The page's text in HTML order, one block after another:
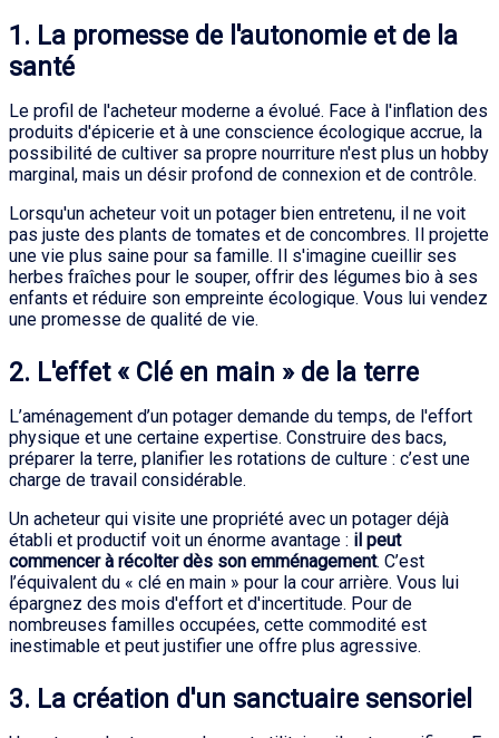
1. La promesse de l'autonomie et de la
santé
Le profil de l'acheteur moderne a évolué. Face à l'inflation des
produits d'épicerie et à une conscience écologique accrue, la
possibilité de cultiver sa propre nourriture n'est plus un hobby
marginal, mais un désir profond de connexion et de contrôle.
Lorsqu'un acheteur voit un potager bien entretenu, il ne voit
pas juste des plants de tomates et de concombres. Il projette
une vie plus saine pour sa famille. Il s'imagine cueillir ses
herbes fraîches pour le souper, offrir des légumes bio à ses
enfants et réduire son empreinte écologique. Vous lui vendez
une promesse de qualité de vie.
2. L'effet « Clé en main » de la terre
L’aménagement d’un potager demande du temps, de l'effort
physique et une certaine expertise. Construire des bacs,
préparer la terre, planifier les rotations de culture : c’est une
charge de travail considérable.
Un acheteur qui visite une propriété avec un potager déjà
établi et productif voit un énorme avantage : il peut
commencer à récolter dès son emménagement. C’est
l’équivalent du « clé en main » pour la cour arrière. Vous lui
épargnez des mois d'effort et d'incertitude. Pour de
nombreuses familles occupées, cette commodité est
inestimable et peut justifier une offre plus agressive.
3. La création d'un sanctuaire sensoriel